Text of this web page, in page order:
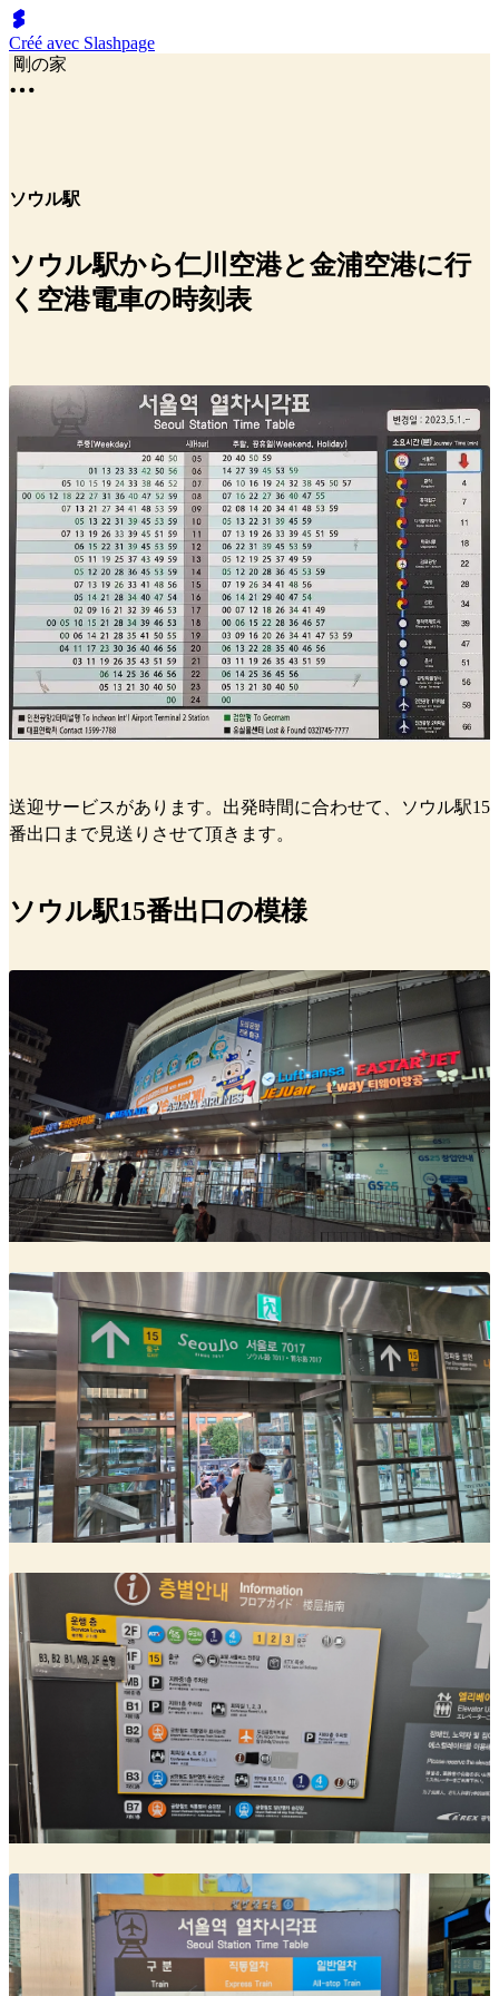
Créé avec Slashpage
剛の家
ソウル駅
ソウル駅から仁川空港と金浦空港に行
く空港電車の時刻表
送迎サービスがあります。出発時間に合わせて、ソウル駅15
番出口まで見送りさせて頂きます。
ソウル駅15番出口の模様